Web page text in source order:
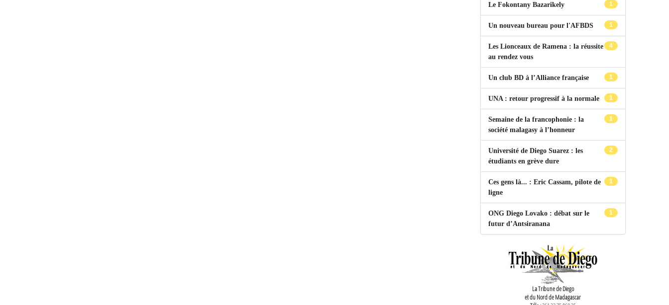
1
Le Fokontany Bazarikely
1
Un nouveau bureau pour l'AFBDS
4
Les Lionceaux de Ramena : la réussite
au rendez vous
1
Un club BD à l’Alliance française
1
UNA : retour progressif à la normale
1
Semaine de la francophonie : la
société malagasy à l’honneur
2
Université de Diego Suarez : les
étudiants en grève dure
1
Ces gens là... : Eric Cassam, pilote de
ligne
1
ONG Diego Lovako : débat sur le
futur d’Antsiranana
La Tribune de Diego
et du Nord de Madagascar